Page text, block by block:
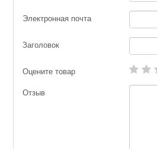
Электронная почта
Заголовок
Оцените товар
Отзыв